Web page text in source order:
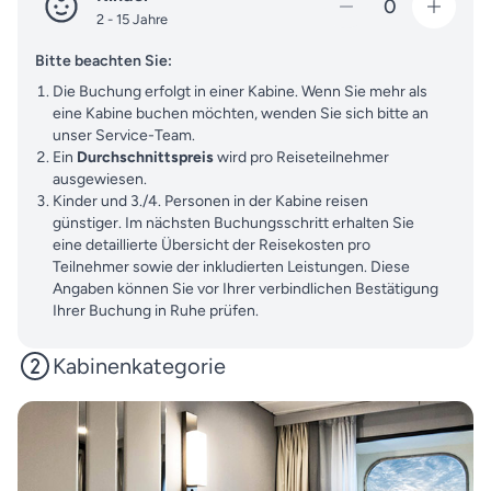
2 - 15 Jahre
0
Bitte beachten Sie:
Die Buchung erfolgt in einer Kabine. Wenn Sie mehr als
eine Kabine buchen möchten, wenden Sie sich bitte an
unser Service-Team.
Ein Durchschnittspreiswird pro Reiseteilnehmer
ausgewiesen.
Kinder und 3./4. Personen in der Kabine reisen
günstiger. Im nächsten Buchungsschritt erhalten Sie
eine detaillierte Übersicht der Reisekosten pro
Teilnehmer sowie der inkludierten Leistungen. Diese
Angaben können Sie vor Ihrer verbindlichen Bestätigung
Ihrer Buchung in Ruhe prüfen.
Kabinenkategorie